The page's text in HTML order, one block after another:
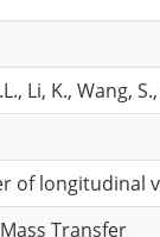
Li, K., Wang,
of longitudinal
Transfer